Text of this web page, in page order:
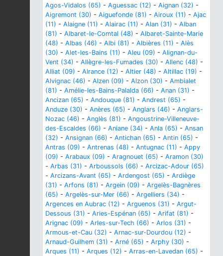
Agos-Vidalos (65) - Aguessac (12) - Aignan (32) -
Aigremont (30) - Aiguefonde (81) - Airoux (11) - Ajac
(11) - Alaigne (11) - Alairac (11) - Alan (31) - Alban
(81) - Albaret-le-Comtal (48) - Albaret-Sainte-Marie
(48) - Albas (46) - Albi (81) - Albières (11) - Alès
(30) - Alet-les-Bains (11) - Aleu (09) - Alignan-du-
Vent (34) - Allègre-les-Fumades (30) - Allenc (48) -
Alliat (09) - Alrance (12) - Altier (48) - Altillac (19) -
Alvignac (46) - Alzen (09) - Alzon (30) - Ambialet
(81) - Amélie-les-Bains-Palalda (66) - Anan (31) -
Ancizan (65) - Andouque (81) - Andrest (65) -
Anduze (30) - Anères (65) - Anglars (46) - Anglars-
Nozac (46) - Anglès (81) - Angoustrine-Villeneuve-
des-Escaldes (66) - Aniane (34) - Anla (65) - Ansan
(32) - Ansignan (66) - Antichan (65) - Antin (65) -
Antras (09) - Antrenas (48) - Antugnac (11) - Appy
(09) - Arabaux (09) - Aragnouet (65) - Aramon (30)
- Arbas (31) - Arboussols (66) - Arcizac-Adour (65)
- Arcizans-Avant (65) - Ardengost (65) - Ardiège
(31) - Arfons (81) - Argein (09) - Argelès-Bagnères
(65) - Argelès-sur-Mer (66) - Argelliers (34) -
Argences en Aubrac (12) - Arguenos (31) - Argut-
Dessous (31) - Aries-Espénan (65) - Arifat (81) -
Arignac (09) - Arles-sur-Tech (66) - Arlos (31) -
Armous-et-Cau (32) - Arnac-sur-Dourdou (12) -
Arnaud-Guilhem (31) - Arné (65) - Arphy (30) -
Arques (11) - Arques (12) - Arras-en-Lavedan (65) -